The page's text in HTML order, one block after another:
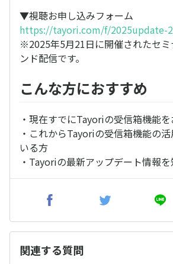
▼視聴お申し込みフォーム
https://tayori.com/f/2025update-
※2025年5月21日に開催されたセ
ンド配信です。
こんな方におすすめ
・現在すでにTayoriの受信箱機能
・これからTayoriの受信箱機能の
いる方
・Tayoriの最新アップデート情報
関連する質問